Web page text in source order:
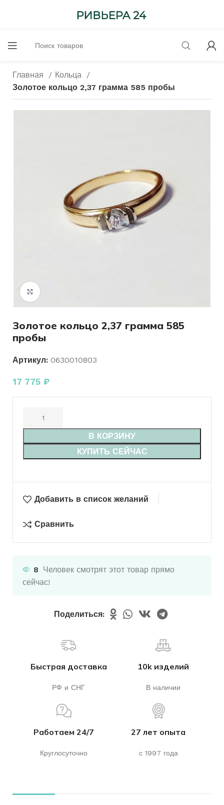
Главная
Кольца
Золотое кольцо 2,37 грамма 585 пробы
Золотое кольцо 2,37 грамма 585
пробы
Артикул: 0630010803
17 775 ₽
В КОРЗИНУ
КУПИТЬ СЕЙЧАС
Добавить в список желаний
Сравнить
8 Человек смотрят этот товар прямо
сейчас!
Поделиться:
Быстрая доставка
РФ и СНГ
10k изделий
В наличии
Работаем 24/7
Круглосуточно
27 лет опыта
с 1997 года